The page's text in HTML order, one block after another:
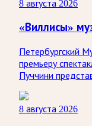
8 августа 2026
«Виллисы»
Петербургский
премьеру
Пуччини
8 августа 2026